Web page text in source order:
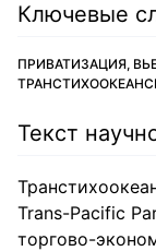
Ключевые
ПРИВАТИЗАЦИЯ,
Текст
Trans-Pacific
торгово-